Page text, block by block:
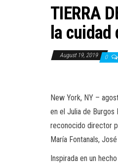
TIERRA
la cuidad
August 19, 2019 0
New York, NY –
en el Julia de
reconocido director
María Fontanals,
Inspirada en un